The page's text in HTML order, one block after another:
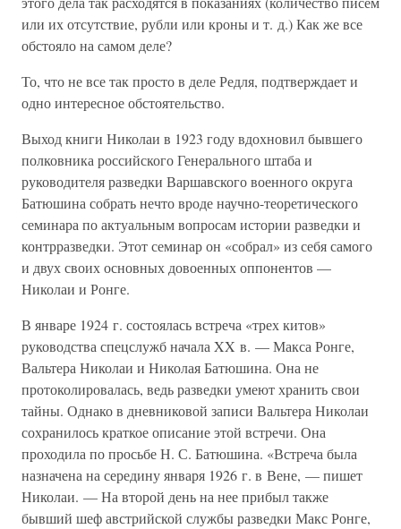
или их отсутствие, рубли или кроны и т. д.) Как же все
обстояло на самом деле?
То, что не все так просто в деле Редля, подтверждает и
одно интересное обстоятельство.
Выход книги Николаи в 1923 году вдохновил бывшего
полковника российского Генерального штаба и
руководителя разведки Варшавского военного округа
Батюшина собрать нечто вроде научно-теоретического
семинара по актуальным вопросам истории разведки и
контрразведки. Этот семинар он «собрал» из себя самого
и двух своих основных довоенных оппонентов —
Николаи и Ронге.
В январе 1924 г. состоялась встреча «трех китов»
руководства спецслужб начала XX в. — Макса Ронге,
Вальтера Николаи и Николая Батюшина. Она не
протоколировалась, ведь разведки умеют хранить свои
тайны. Однако в дневниковой записи Вальтера Николаи
сохранилось краткое описание этой встречи. Она
проходила по просьбе Н. С. Батюшина. «Встреча была
назначена на середину января 1926 г. в Вене, — пишет
Николаи. — На второй день на нее прибыл также
бывший шеф австрийской службы разведки Макс Ронге,